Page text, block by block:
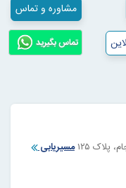
مشاوره و تماس
تماس بگیرید
پلاک ۱۲۵
مسیریابی